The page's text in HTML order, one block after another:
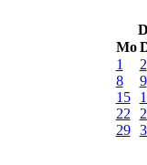
Mo
1
2
8
9
15
22
29